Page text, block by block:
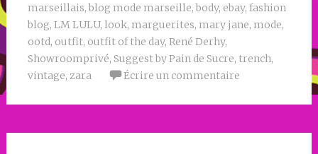
marseillais, blog mode marseille, body, ebay, fashion
blog, LM LULU, look, marguerites, mary jane, mode,
ootd, outfit, outfit of the day, René Derhy,
Showroomprivé, Suggest by Pain de Sucre, trench,
vintage, zara Écrire un commentaire